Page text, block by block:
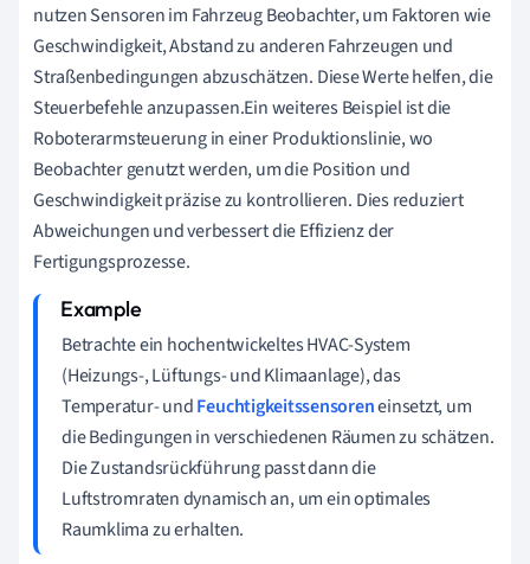
nutzen Sensoren im Fahrzeug Beobachter, um Faktoren wie
Geschwindigkeit, Abstand zu anderen Fahrzeugen und
Straßenbedingungen abzuschätzen. Diese Werte helfen, die
Steuerbefehle anzupassen.Ein weiteres Beispiel ist die
Roboterarmsteuerung in einer Produktionslinie, wo
Beobachter genutzt werden, um die Position und
Geschwindigkeit präzise zu kontrollieren. Dies reduziert
Abweichungen und verbessert die Effizienz der
Fertigungsprozesse.
Betrachte ein hochentwickeltes HVAC-System
(Heizungs-, Lüftungs- und Klimaanlage), das
Temperatur- undFeuchtigkeitssensoreneinsetzt, um
die Bedingungen in verschiedenen Räumen zu schätzen.
Die Zustandsrückführung passt dann die
Luftstromraten dynamisch an, um ein optimales
Raumklima zu erhalten.